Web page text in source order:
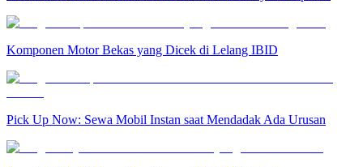
Komponen Motor Bekas yang Dicek di Lelang IBID
Pick Up Now: Sewa Mobil Instan saat Mendadak Ada Urusan